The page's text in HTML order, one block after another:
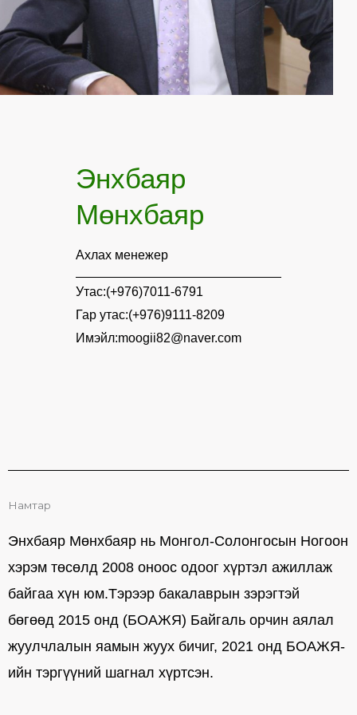
Энхбаяр
Мөнхбаяр
Ахлах менежер
Утас:(+976)7011-6791
Гар утас:(+976)9111-8209
Имэйл:moogii82@naver.com
Намтар
Энхбаяр Мөнхбаяр нь Монгол-Солонгосын Ногоон
хэрэм төсөлд 2008 оноос одоог хүртэл ажиллаж
байгаа хүн юм.Тэрээр бакалаврын зэрэгтэй
бөгөөд 2015 онд (БОАЖЯ) Байгаль орчин аялал
жуулчлалын яамын жуух бичиг, 2021 онд БОАЖЯ-
ийн тэргүүний шагнал хүртсэн.